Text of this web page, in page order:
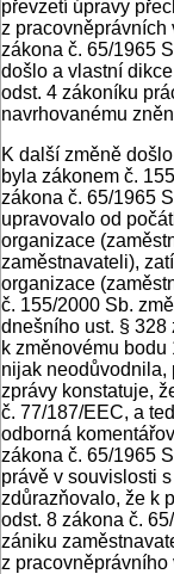
převzetí úpravy
z pracovněprávních
zákona č. 65/1965
došlo a vlastní
odst. 4 zákoníku
navrhovanému
K další změně
byla zákonem č.
zákona č. 65/1965
upravovalo od
organizace
zaměstnavateli),
organizace
č. 155/2000 Sb.
dnešního ust. § 328
k změnovému
nijak neodůvodnila,
zprávy konstatuje,
č. 77/187/EEC, a
odborná
zákona č. 65/1965
právě v souvislosti
zdůrazňovalo, že k
odst. 8 zákona č.
zániku
z pracovněprávního